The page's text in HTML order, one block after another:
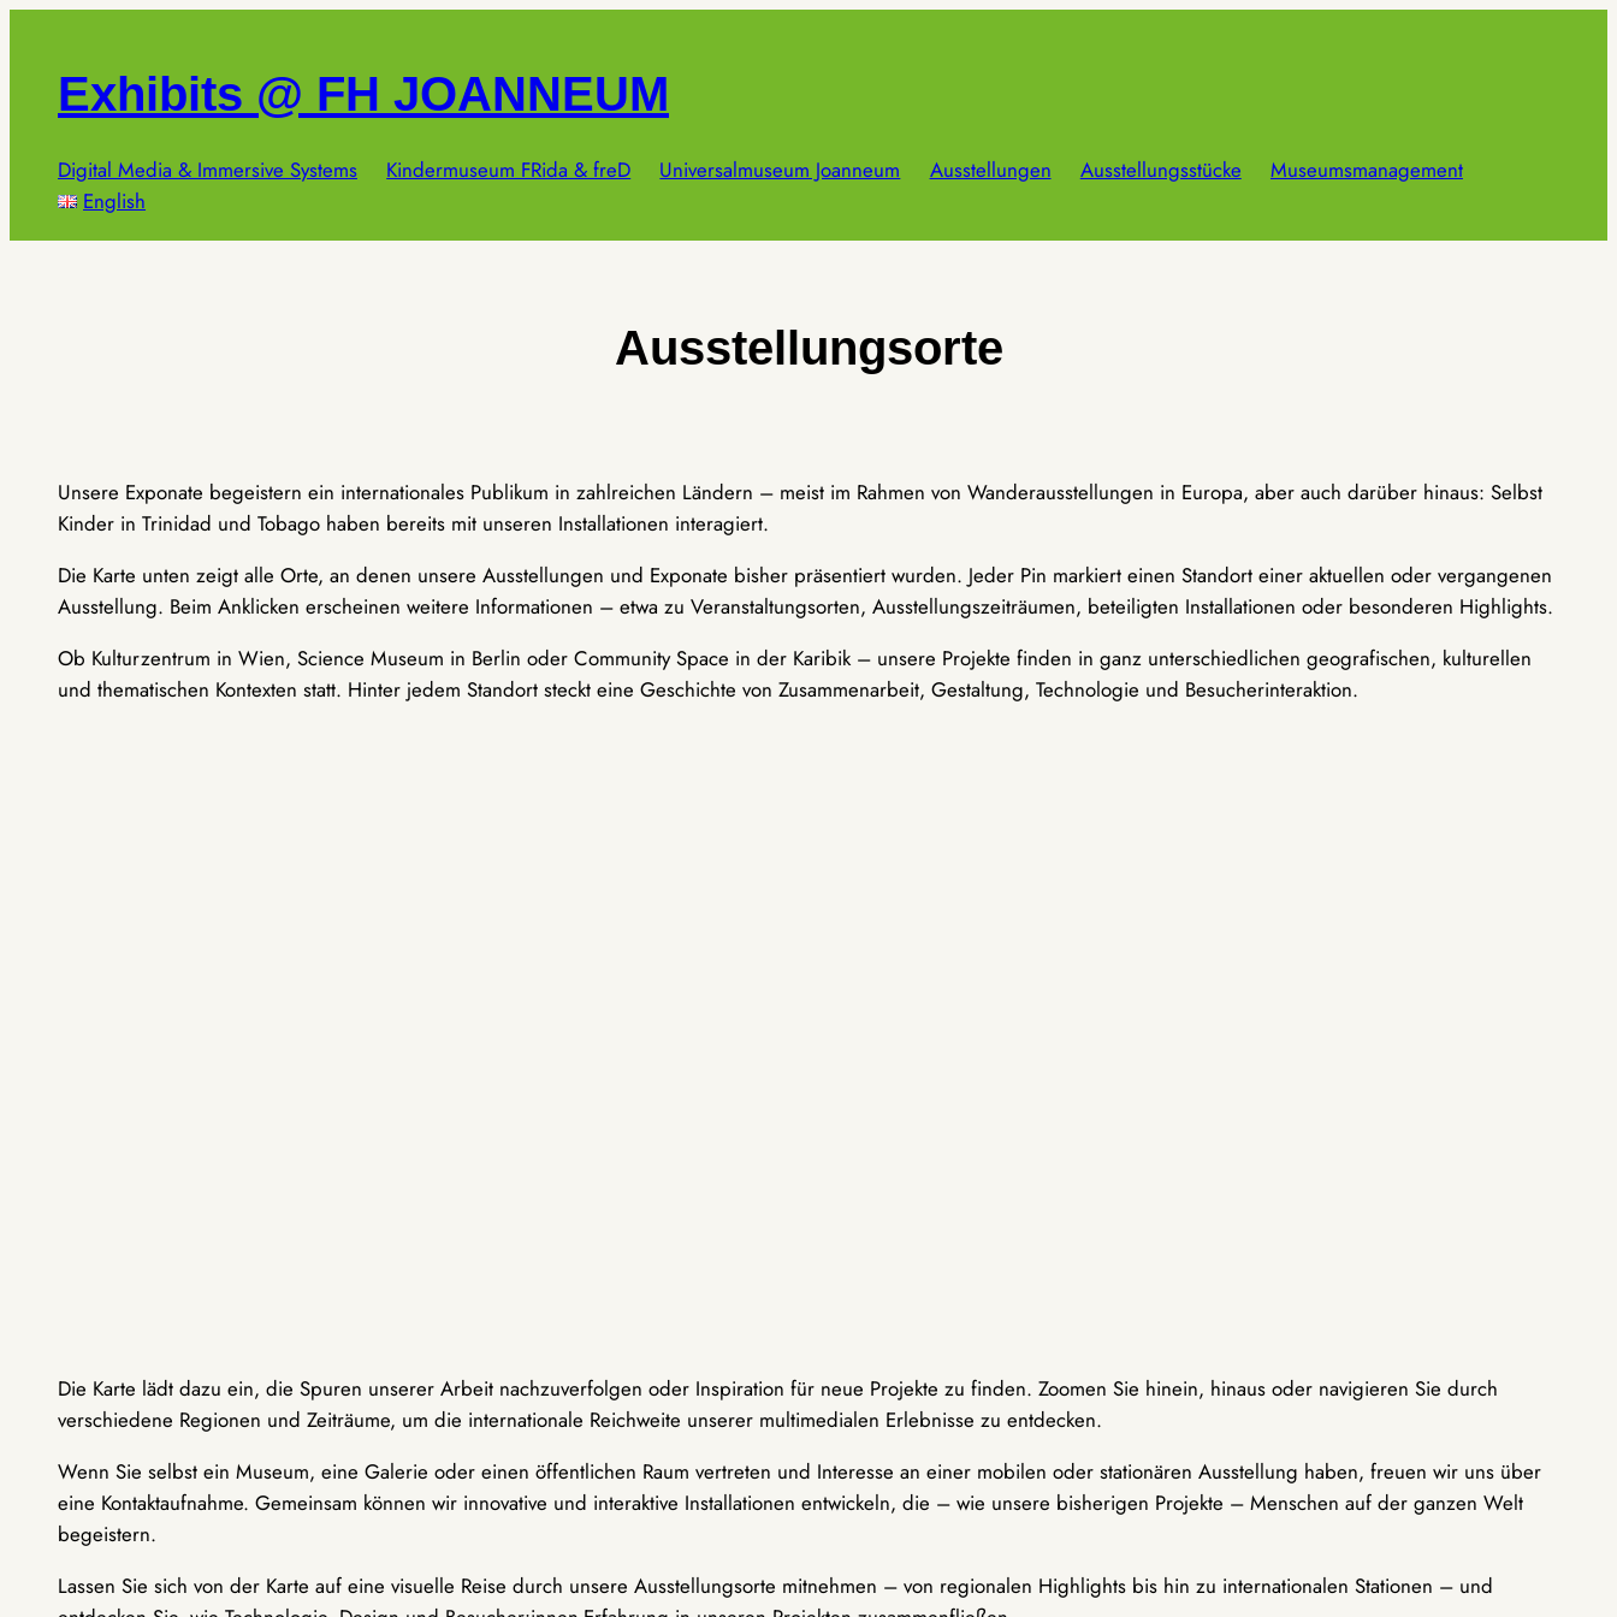
springenExhibits @ FH JOANNEUM
Digital Media & Immersive Systems Kindermuseum FRida & freD Universalmuseum Joanneum Ausstellungen Ausstellungsstücke
Museumsmanagement
English
Ausstellungsorte
Unsere Exponate begeistern ein internationales Publikum in zahlreichen Ländern – meist im Rahmen von Wanderausstellungen in Europa, aber auch darüber hinaus: Selbst
Kinder in Trinidad und Tobago haben bereits mit unseren Installationen interagiert.
Die Karte unten zeigt alle Orte, an denen unsere Ausstellungen und Exponate bisher präsentiert wurden. Jeder Pin markiert einen Standort einer aktuellen oder vergangenen
Ausstellung. Beim Anklicken erscheinen weitere Informationen – etwa zu Veranstaltungsorten, Ausstellungszeiträumen, beteiligten Installationen oder besonderen Highlights.
Ob Kulturzentrum in Wien, Science Museum in Berlin oder Community Space in der Karibik – unsere Projekte finden in ganz unterschiedlichen geografischen, kulturellen
und thematischen Kontexten statt. Hinter jedem Standort steckt eine Geschichte von Zusammenarbeit, Gestaltung, Technologie und Besucherinteraktion.
Die Karte lädt dazu ein, die Spuren unserer Arbeit nachzuverfolgen oder Inspiration für neue Projekte zu finden. Zoomen Sie hinein, hinaus oder navigieren Sie durch
verschiedene Regionen und Zeiträume, um die internationale Reichweite unserer multimedialen Erlebnisse zu entdecken.
Wenn Sie selbst ein Museum, eine Galerie oder einen öffentlichen Raum vertreten und Interesse an einer mobilen oder stationären Ausstellung haben, freuen wir uns über
eine Kontaktaufnahme. Gemeinsam können wir innovative und interaktive Installationen entwickeln, die – wie unsere bisherigen Projekte – Menschen auf der ganzen Welt
begeistern.
Lassen Sie sich von der Karte auf eine visuelle Reise durch unsere Ausstellungsorte mitnehmen – von regionalen Highlights bis hin zu internationalen Stationen – und